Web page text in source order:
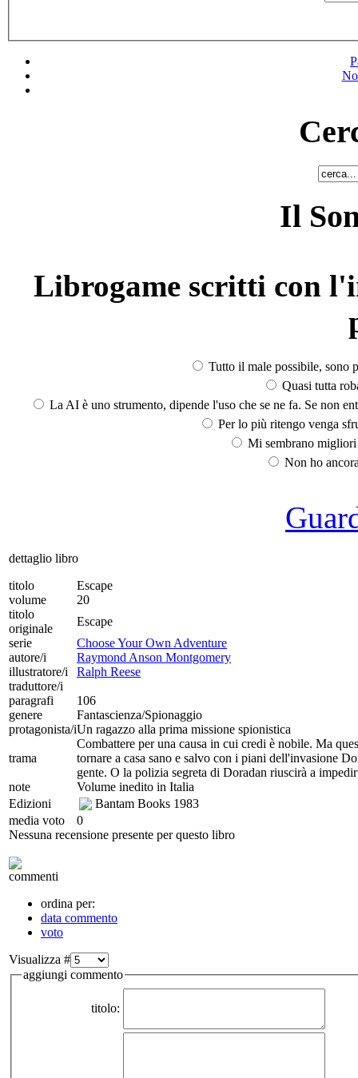
Il
Librogame scritti con
Tutto il male possibile, sono
Quasi tutta
La AI è uno strumento, dipende l'uso che se ne fa. Se non
Per lo più ritengo venga
Mi sembrano
Non ho
dettaglio libro
titolo
Escape
volume
20
titolo
originale
Escape
serie
Choose Your Own Adventure
autore/i
Raymond Anson Montgomery
illustratore/i
Ralph Reese
traduttore/i
paragrafi
106
genere
Fantascienza/Spionaggio
protagonista/iUn ragazzo alla prima missione spionistica
trama
Combattere per una causa in cui credi è nobile. Ma
tornare a casa sano e salvo con i piani dell'invasione
gente. O la polizia segreta di Doradan riuscirà a
note
Volume inedito in Italia
Edizioni
Bantam Books 1983
media voto
0
Nessuna recensione presente per questo libro
commenti
ordina per:
data commento
voto
Visualizza #
aggiungi commento
titolo: